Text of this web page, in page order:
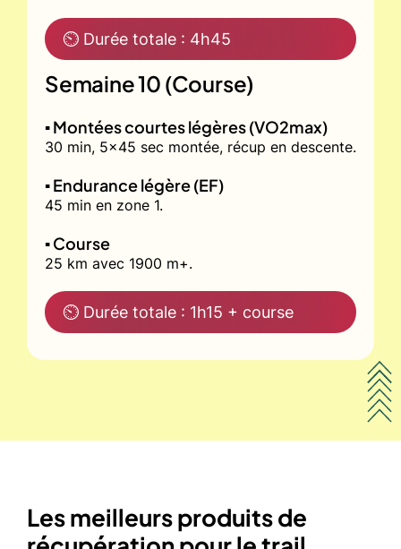
⏲ Durée totale : 4h45
Semaine 10 (Course)
▪️ Montées courtes légères (VO2max)
30 min, 5x45 sec montée, récup en descente.
▪️ Endurance légère (EF)
45 min en zone 1.
▪️ Course
25 km avec 1900 m+.
⏲ Durée totale : 1h15 + course
Les meilleurs produits de